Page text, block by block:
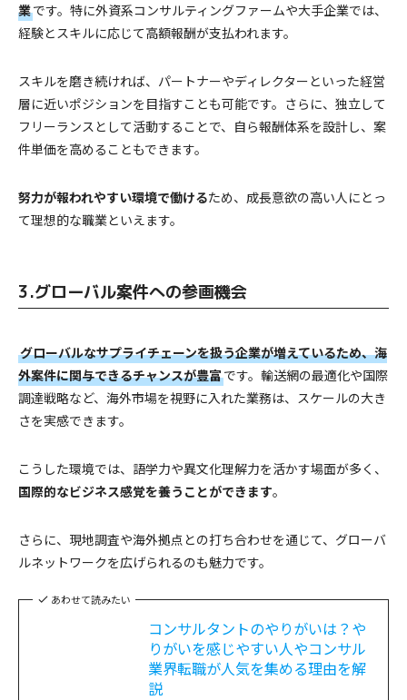
業です。特に外資系コンサルティングファームや大手企業では、
経験とスキルに応じて高額報酬が支払われます。
スキルを磨き続ければ、パートナーやディレクターといった経営
層に近いポジションを目指すことも可能です。さらに、独立して
フリーランスとして活動することで、自ら報酬体系を設計し、案
件単価を高めることもできます。
努力が報われやすい環境で働けるため、成長意欲の高い人にとっ
て理想的な職業といえます。
3.グローバル案件への参画機会
グローバルなサプライチェーンを扱う企業が増えているため、海
外案件に関与できるチャンスが豊富です。輸送網の最適化や国際
調達戦略など、海外市場を視野に入れた業務は、スケールの大き
さを実感できます。
こうした環境では、語学力や異文化理解力を活かす場面が多く、
国際的なビジネス感覚を養うことができます。
さらに、現地調査や海外拠点との打ち合わせを通じて、グローバ
ルネットワークを広げられるのも魅力です。
あわせて読みたい
コンサルタントのやりがいは？や
りがいを感じやすい人やコンサル
業界転職が人気を集める理由を解
説